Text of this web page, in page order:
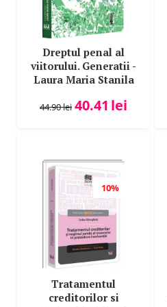
Sevastian Cercel
Snejana Sulima
Sonia Florea
Stanciu D Carpenaru
Tudor Vidrean
Tudorel Toader
Tudorel Toader (coord)
Valentina Lidia Lupu
Valeriu Stoica
Vasile Nemes
Dreptul penal al
viitorului. Generatii -
Laura Maria Stanila
44.90lei 40.41 lei
10%
Tratamentul
creditorilor si